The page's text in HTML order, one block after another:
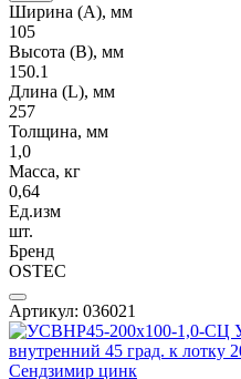
Ширина (А), мм
105
Высота (В), мм
150.1
Длина (L), мм
257
Толщина, мм
1,0
Масса, кг
0,64
Ед.изм
шт.
Бренд
OSTEC
Артикул: 036021